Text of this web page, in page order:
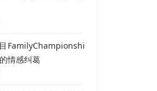
FamilyChampionshi
情感纠葛